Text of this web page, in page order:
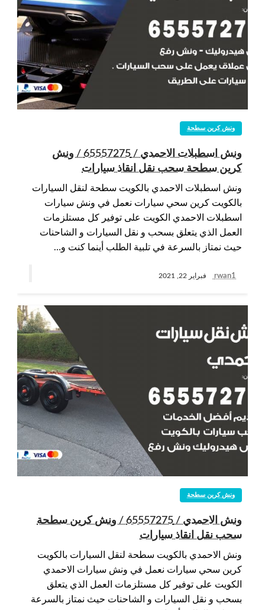
ونش كرين سطحة
ونش اسطبلات الاحمدي / 65557275 / ونش
كرين سطحة سحب نقل انقاذ سيارات
ونش اسطبلات الاحمدي بالكويت سطحة لنقل السيارات
بالكويت كرين سحي سيارات نعمل في ونش سيارات
اسطبلات الاحمدي الكويت على توفير كل مستلزمات
العمل الذي يتعلق بسحب و نقل السيارات و الشاحنات
حيث نمتاز بالسرعة في تلبية الطلب أينما كنت و…
rwan1 فبراير 22, 2021
ونش كرين سطحة
ونش الاحمدي / 65557275 / ونش كرين سطحة
سحب نقل انقاذ سيارات
ونش الاحمدي بالكويت سطحة لنقل السيارات بالكويت
كرين سحي سيارات نعمل في ونش سيارات الاحمدي
الكويت على توفير كل مستلزمات العمل الذي يتعلق
بسحب و نقل السيارات و الشاحنات حيث نمتاز بالسرعة